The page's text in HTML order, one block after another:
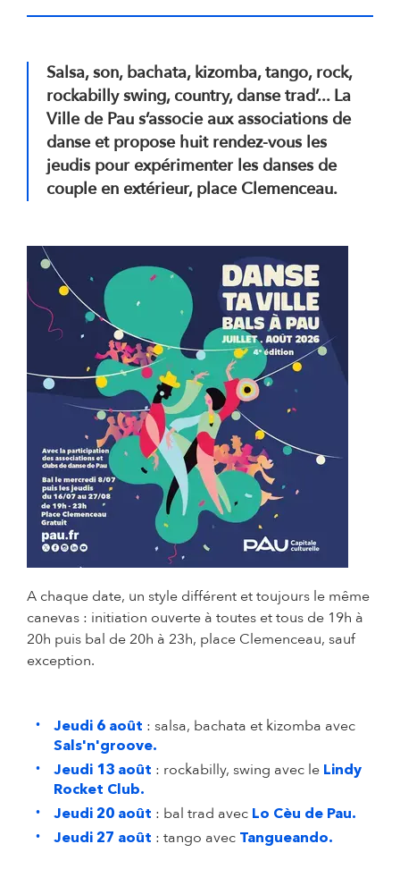
Salsa, son, bachata, kizomba, tango, rock,
rockabilly swing, country, danse trad’... La
Ville de Pau s’associe aux associations de
danse et propose huit rendez-vous les
jeudis pour expérimenter les danses de
couple en extérieur, place Clemenceau.
A chaque date, un style différent et toujours le même
canevas : initiation ouverte à toutes et tous de 19h à
20h puis bal de 20h à 23h, place Clemenceau, sauf
exception.
Jeudi 6 août : salsa, bachata et kizomba avec
Sals'n'groove.
Jeudi 13 août : rockabilly, swing avec le Lindy
Rocket Club.
Jeudi 20 août : bal trad avec Lo Cèu de Pau.
Jeudi 27 août : tango avec Tangueando.